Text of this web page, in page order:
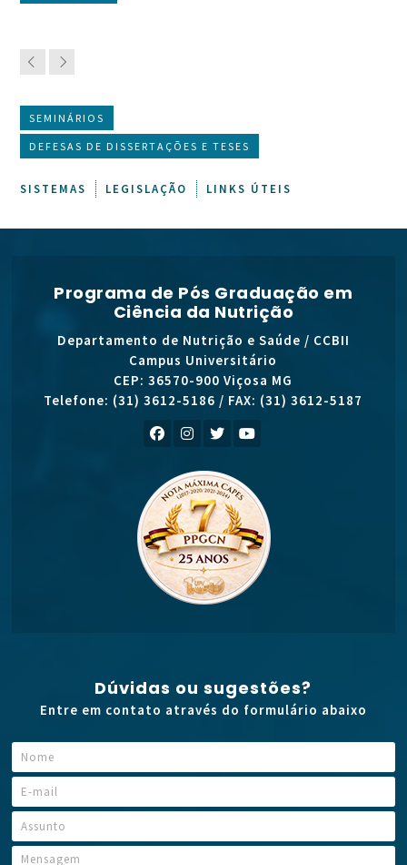
SEMINÁRIOS
DEFESAS DE DISSERTAÇÕES E TESES
SISTEMAS LEGISLAÇÃO LINKS ÚTEIS
Programa de Pós Graduação em
Ciência da Nutrição
Departamento de Nutrição e Saúde / CCBII
Campus Universitário
CEP: 36570-900 Viçosa MG
Telefone: (31) 3612-5186 / FAX: (31) 3612-5187
Dúvidas ou sugestões?
Entre em contato através do formulário abaixo
N
o
m
e
*
E
-
m
a
i
A
s
sM